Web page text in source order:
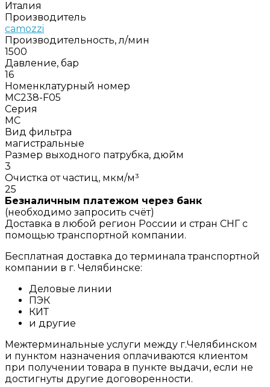
Италия
Производитель
camozzi
Производительность, л/мин
1500
Давление, бар
16
Номенклатурный номер
MC238-F05
Серия
MC
Вид фильтра
магистральные
Размер выходного патрубка, дюйм
3
Очистка от частиц, мкм/м³
25
Безналичным платежом через банк
(необходимо запросить счёт)
Доставка в любой регион России и стран СНГ с
помощью транспортной компании.
Бесплатная доставка до терминала транспортной
компании в г. Челябинске:
Деловые линии
ПЭК
КИТ
и другие
Межтерминальные услуги между г.Челябинском
и пунктом назначения оплачиваются клиентом
при получении товара в пункте выдачи, если не
достигнуты другие договоренности.